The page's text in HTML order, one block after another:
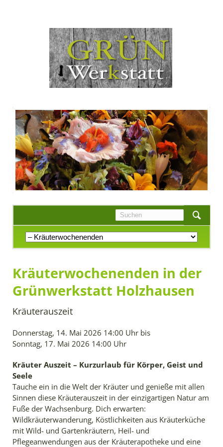
Navigation
überspringen
Kräuterwochenenden in der
Grünwerkstatt Holzhausen
Kräuterauszeit
Donnerstag, 14. Mai 2026 14:00 Uhr bis
Sonntag, 17. Mai 2026 14:00 Uhr
Kräuter Auszeit – Kurzurlaub für Körper, Geist und
Seele
Tauche ein in die Welt der Kräuter und genieße mit allen
Sinnen diese Kräuterauszeit in der einzigartigen Natur am
Fuße der Wachsenburg. Dich erwarten:
Wildkräuterwanderung, Köstlichkeiten aus Kräuterküche
mit Wild- und Gartenkräutern, Heil- und
Pflegeanwendungen aus der Kräuterapotheke und eine